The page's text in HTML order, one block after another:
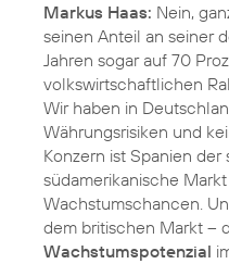
Markus Haas: Nein,
seinen Anteil an seiner
Jahren sogar auf 70
volkswirtschaftlichen
Wir haben in
Währungsrisiken und
Konzern ist Spanien
südamerikanische
Wachstumschancen.
dem britischen Markt –
Wachstumspotenzial